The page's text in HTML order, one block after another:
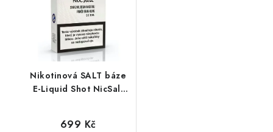
Nikotinová SALT báze
E-Liquid Shot NicSalt
699 Kč